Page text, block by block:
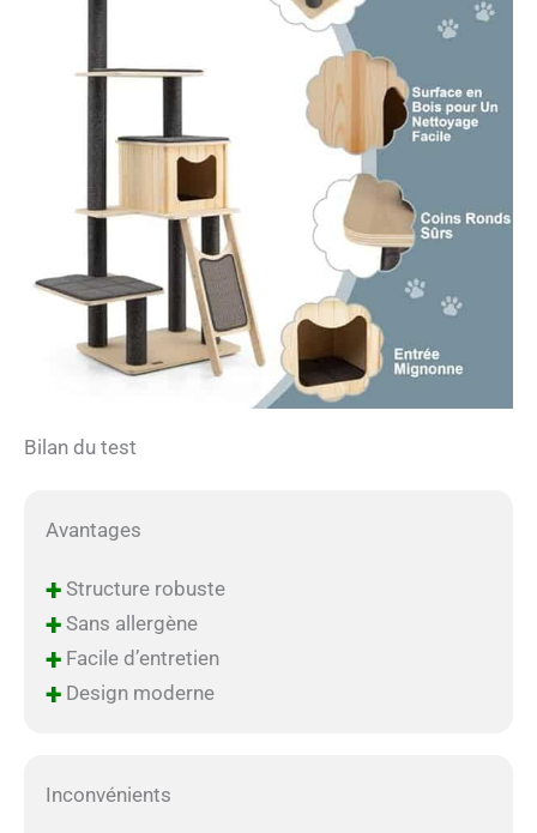
Bilan du test
Avantages
+Structure robuste
+Sans allergène
+Facile d’entretien
+Design moderne
Inconvénients